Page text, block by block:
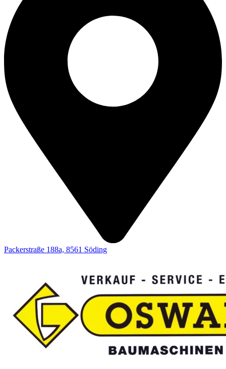
Packerstraße 188a, 8561 Söding